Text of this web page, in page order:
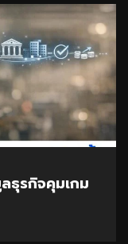
ธุรกิจคุมเกม